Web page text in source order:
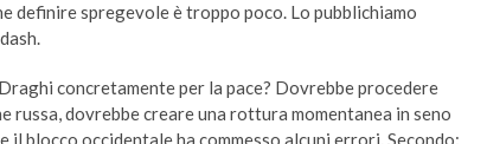
definire spregevole è troppo poco. Lo pubblichiamo
concretamente per la pace? Dovrebbe procedere
russa, dovrebbe creare una rottura momentanea in seno
blocco occidentale ha commesso alcuni errori. Secondo: